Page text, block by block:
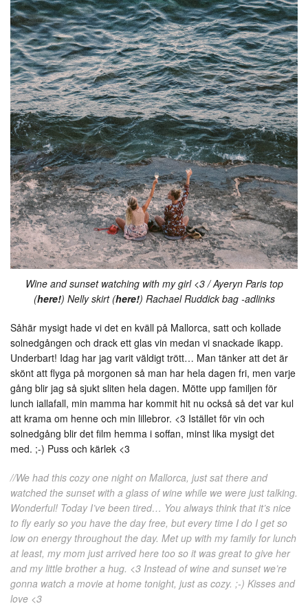
Wine and sunset watching with my girl <3 / Ayeryn Paris top
(here!) Nelly skirt (here!) Rachael Ruddick bag -adlinks
Såhär mysigt hade vi det en kväll på Mallorca, satt och kollade
solnedgången och drack ett glas vin medan vi snackade ikapp.
Underbart! Idag har jag varit väldigt trött… Man tänker att det är
skönt att flyga på morgonen så man har hela dagen fri, men varje
gång blir jag så sjukt sliten hela dagen. Mötte upp familjen för
lunch iallafall, min mamma har kommit hit nu också så det var kul
att krama om henne och min lillebror. <3 Istället för vin och
solnedgång blir det film hemma i soffan, minst lika mysigt det
med. ;-) Puss och kärlek <3
//We had this cozy one night on Mallorca, just sat there and
watched the sunset with a glass of wine while we were just talking.
Wonderful! Today I’ve been tired… You always think that it’s nice
to fly early so you have the day free, but every time I do I get so
low on energy throughout the day. Met up with my family for lunch
at least, my mom just arrived here too so it was great to give her
and my little brother a hug. <3 Instead of wine and sunset we’re
gonna watch a movie at home tonight, just as cozy. ;-) Kisses and
love <3